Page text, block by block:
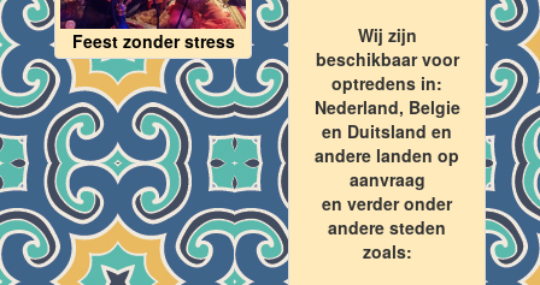
Feest zonder stress
Wij zijn
beschikbaar voor
optredens in:
Nederland, Belgie
en Duitsland en
andere landen op
aanvraag
en verder onder
andere steden
zoals: